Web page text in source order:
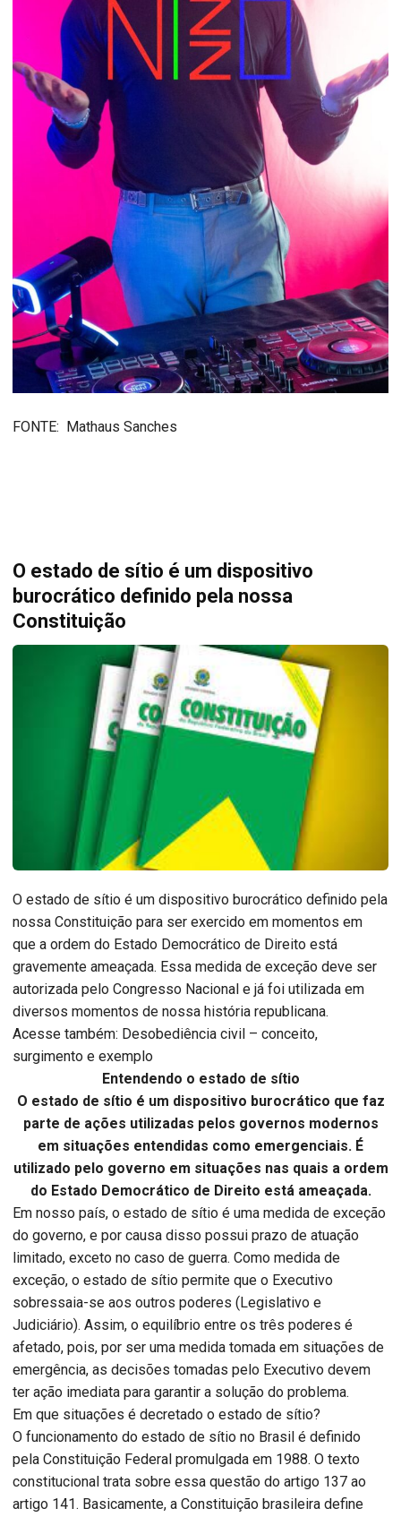
FONTE: Mathaus Sanches
O estado de sítio é um dispositivo
burocrático definido pela nossa
Constituição
O estado de sítio é um dispositivo burocrático definido pela
nossa Constituição para ser exercido em momentos em
que a ordem do Estado Democrático de Direito está
gravemente ameaçada. Essa medida de exceção deve ser
autorizada pelo Congresso Nacional e já foi utilizada em
diversos momentos de nossa história republicana.
Acesse também: Desobediência civil – conceito,
surgimento e exemplo
Entendendo o estado de sítio
O estado de sítio é um dispositivo burocrático que faz
parte de ações utilizadas pelos governos modernos
em situações entendidas como emergenciais. É
utilizado pelo governo em situações nas quais a ordem
do Estado Democrático de Direito está ameaçada.
Em nosso país, o estado de sítio é uma medida de exceção
do governo, e por causa disso possui prazo de atuação
limitado, exceto no caso de guerra. Como medida de
exceção, o estado de sítio permite que o Executivo
sobressaia-se aos outros poderes (Legislativo e
Judiciário). Assim, o equilíbrio entre os três poderes é
afetado, pois, por ser uma medida tomada em situações de
emergência, as decisões tomadas pelo Executivo devem
ter ação imediata para garantir a solução do problema.
Em que situações é decretado o estado de sítio?
O funcionamento do estado de sítio no Brasil é definido
pela Constituição Federal promulgada em 1988. O texto
constitucional trata sobre essa questão do artigo 137 ao
artigo 141. Basicamente, a Constituição brasileira define